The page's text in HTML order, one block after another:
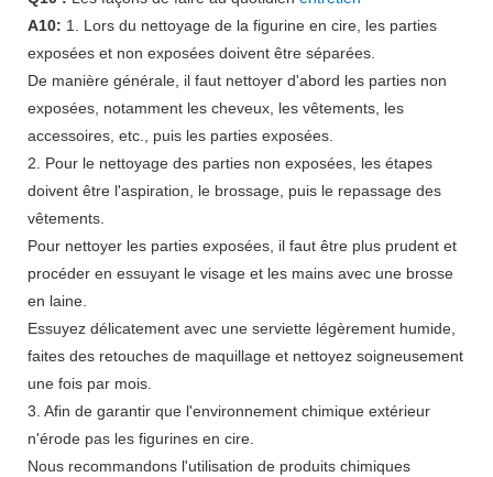
A10: 1. Lors du nettoyage de la figurine en cire, les parties
exposées et non exposées doivent être séparées.
De manière générale, il faut nettoyer d'abord les parties non
exposées, notamment les cheveux, les vêtements, les
accessoires, etc., puis les parties exposées.
2. Pour le nettoyage des parties non exposées, les étapes
doivent être l'aspiration, le brossage, puis le repassage des
vêtements.
Pour nettoyer les parties exposées, il faut être plus prudent et
procéder en essuyant le visage et les mains avec une brosse
en laine.
Essuyez délicatement avec une serviette légèrement humide,
faites des retouches de maquillage et nettoyez soigneusement
une fois par mois.
3. Afin de garantir que l'environnement chimique extérieur
n'érode pas les figurines en cire.
Nous recommandons l'utilisation de produits chimiques